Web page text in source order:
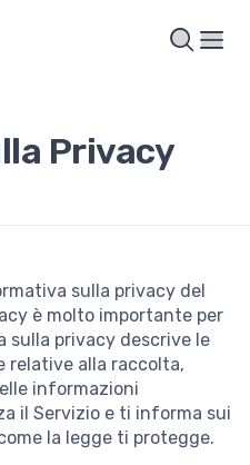
Privacy
sulla privacy del
è molto importante per
sulla privacy descrive le
relative alla raccolta,
informazioni
il Servizio e ti informa sui
la legge ti protegge.